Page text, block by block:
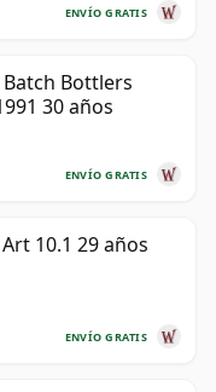
ENVÍO GRATIS
Bottlers
30 años
ENVÍO GRATIS
10.1 29 años
ENVÍO GRATIS